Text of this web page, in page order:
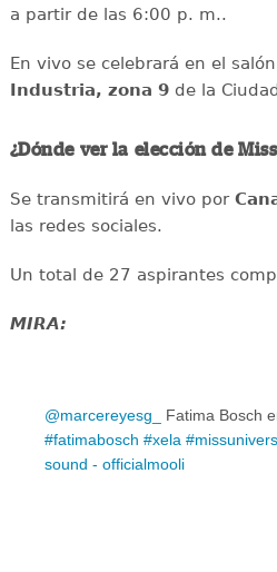
a partir de las 6:00 p. m..
En vivo se celebrará en el
Industria, zona 9de la
¿Dónde ver la elección de
Se transmitirá en vivo por
las redes sociales.
Un total de 27 aspirantes
MIRA:
@marcereyesg_ Fatima Bosch
#fatimabosch #xela
sound - officialmooli